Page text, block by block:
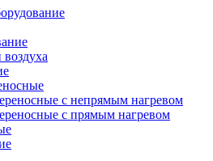
с непрямым нагревом
с прямым нагревом